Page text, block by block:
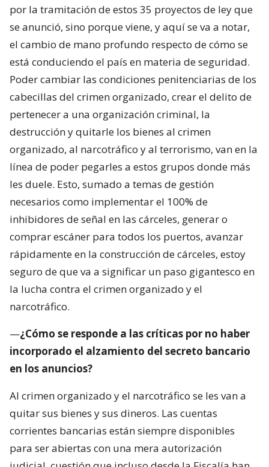
por la tramitación de estos 35 proyectos de ley que
se anunció, sino porque viene, y aquí se va a notar,
el cambio de mano profundo respecto de cómo se
está conduciendo el país en materia de seguridad.
Poder cambiar las condiciones penitenciarias de los
cabecillas del crimen organizado, crear el delito de
pertenecer a una organización criminal, la
destrucción y quitarle los bienes al crimen
organizado, al narcotráfico y al terrorismo, van en la
línea de poder pegarles a estos grupos donde más
les duele. Esto, sumado a temas de gestión
necesarios como implementar el 100% de
inhibidores de señal en las cárceles, generar o
comprar escáner para todos los puertos, avanzar
rápidamente en la construcción de cárceles, estoy
seguro de que va a significar un paso gigantesco en
la lucha contra el crimen organizado y el
narcotráfico.
—¿Cómo se responde a las críticas por no haber
incorporado el alzamiento del secreto bancario
en los anuncios?
Al crimen organizado y el narcotráfico se les van a
quitar sus bienes y sus dineros. Las cuentas
corrientes bancarias están siempre disponibles
para ser abiertas con una mera autorización